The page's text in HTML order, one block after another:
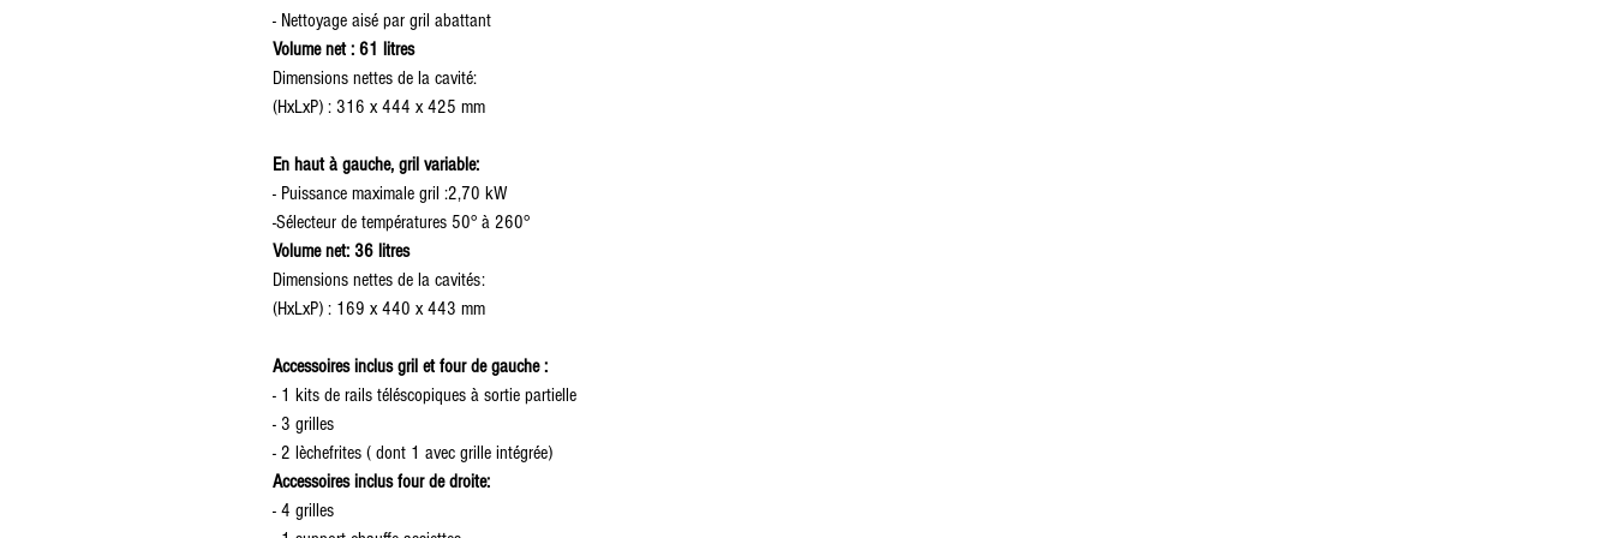
- Nettoyage aisé par gril abattant
Volume net : 61 litres
Dimensions nettes de la cavité:
(HxLxP) : 316 x 444 x 425 mm
En haut à gauche, gril variable:
- Puissance maximale gril :2,70 kW
-Sélecteur de températures 50° à 260°
Volume net: 36 litres
Dimensions nettes de la cavités:
(HxLxP) : 169 x 440 x 443 mm
Accessoires inclus gril et four de gauche :
- 1 kits de rails téléscopiques à sortie partielle
- 3 grilles
- 2 lèchefrites ( dont 1 avec grille intégrée)
Accessoires inclus four de droite:
- 4 grilles